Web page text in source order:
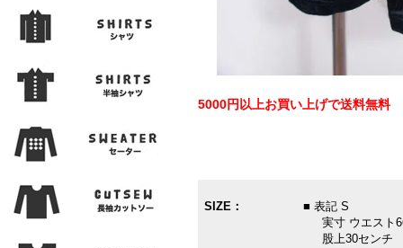
5000円以上お買い上げで送料無料
SIZE：
■ 表記 S
実寸 ウエスト
股上30センチ